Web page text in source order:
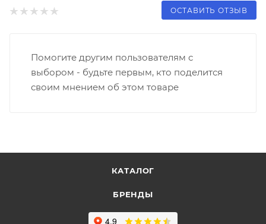
ОСТАВИТЬ ОТЗЫВ
Помогите другим пользователям с
выбором - будьте первым, кто поделится
своим мнением об этом товаре
КАТАЛОГ
БРЕНДЫ